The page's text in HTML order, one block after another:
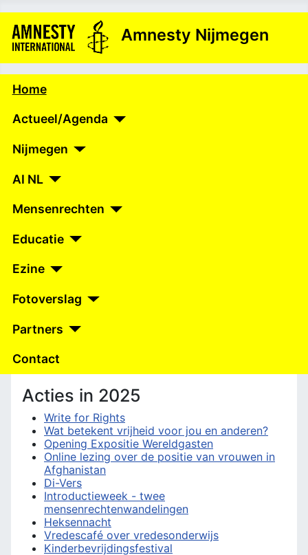
Amnesty Nijmegen
Home
Actueel/Agenda
Nijmegen
AI NL
Mensenrechten
Educatie
Ezine
Fotoverslag
Partners
Contact
Acties in 2025
Write for Rights
Wat betekent vrijheid voor jou en anderen?
Opening Expositie Wereldgasten
Online lezing over de positie van vrouwen in
Afghanistan
Di-Vers
Introductieweek - twee
mensenrechtenwandelingen
Heksennacht
Vredescafé over vredesonderwijs
Kinderbevrijdingsfestival